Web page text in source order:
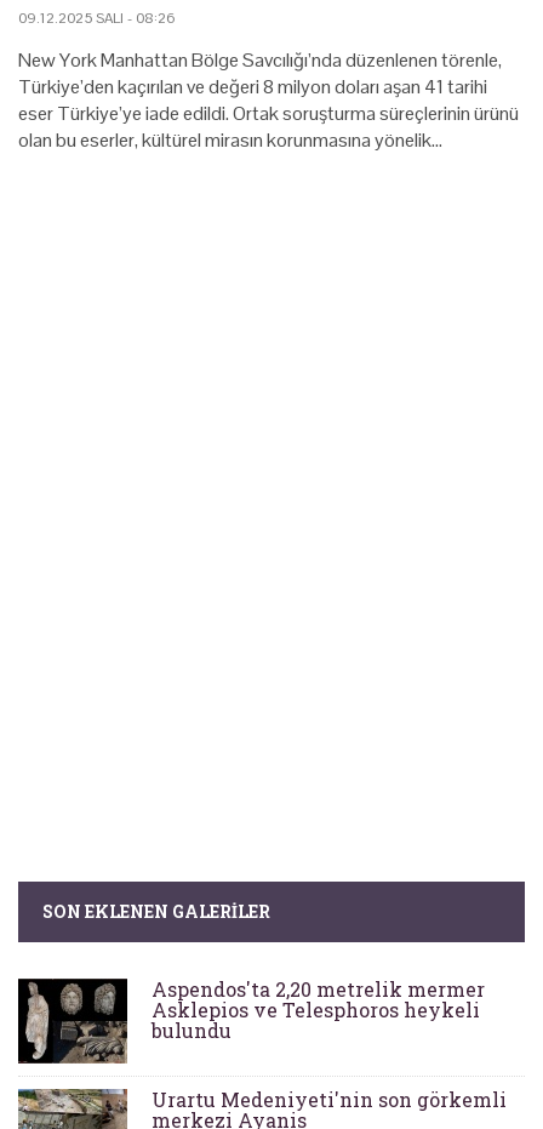
09.12.2025 SALI - 08:26
New York Manhattan Bölge Savcılığı’nda düzenlenen törenle,
Türkiye’den kaçırılan ve değeri 8 milyon doları aşan 41 tarihi
eser Türkiye’ye iade edildi. Ortak soruşturma süreçlerinin ürünü
olan bu eserler, kültürel mirasın korunmasına yönelik…
SON EKLENEN GALERILER
Aspendos'ta 2,20 metrelik mermer
Asklepios ve Telesphoros heykeli
bulundu
Urartu Medeniyeti'nin son görkemli
merkezi Ayanis